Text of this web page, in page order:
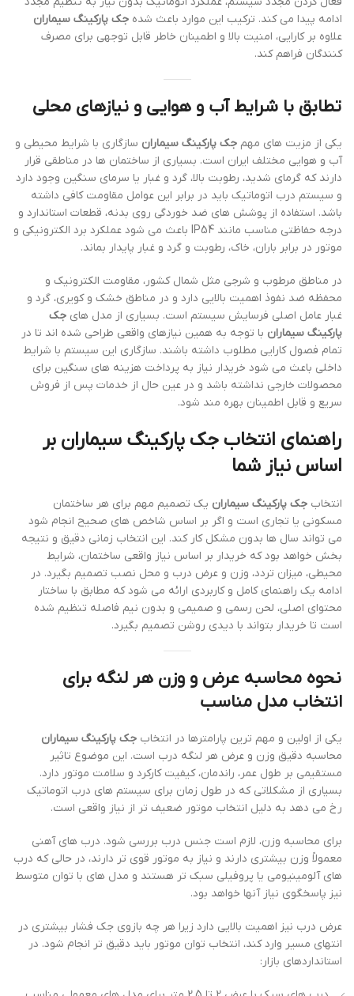
ادامه پیدا می کند. ترکیب این موارد باعث شده جک پارکینگ سیماران
علاوه بر کارایی، امنیت بالا و اطمینان خاطر قابل توجهی برای مصرف
کنندگان فراهم کند.
تطابق با شرایط آب و هوایی و نیازهای محلی
یکی از مزیت های مهم جک پارکینگ سیماران سازگاری با شرایط محیطی و
آب و هوایی مختلف ایران است. بسیاری از ساختمان ها در مناطقی قرار
دارند که گرمای شدید، رطوبت بالا، گرد و غبار یا سرمای سنگین وجود دارد
و سیستم درب اتوماتیک باید در برابر این عوامل مقاومت کافی داشته
باشد. استفاده از پوشش های ضد خوردگی روی بدنه، قطعات استاندارد و
درجه حفاظتی مناسب مانند IP54 باعث می شود عملکرد برد الکترونیکی و
موتور در برابر باران، خاک، رطوبت و گرد و غبار پایدار بماند.
در مناطق مرطوب و شرجی مثل شمال کشور، مقاومت الکترونیک و
محفظه ضد نفوذ اهمیت بالایی دارد و در مناطق خشک و کویری، گرد و
غبار عامل اصلی فرسایش سیستم است. بسیاری از مدل های جک
پارکینگ سیماران با توجه به همین نیازهای واقعی طراحی شده اند تا در
تمام فصول کارایی مطلوب داشته باشند. سازگاری این سیستم با شرایط
داخلی باعث می شود خریدار نیاز به پرداخت هزینه های سنگین برای
محصولات خارجی نداشته باشد و در عین حال از خدمات پس از فروش
سریع و قابل اطمینان بهره مند شود.
راهنمای انتخاب جک پارکینگ سیماران بر
اساس نیاز شما
انتخاب جک پارکینگ سیماران یک تصمیم مهم برای هر ساختمان
مسکونی یا تجاری است و اگر بر اساس شاخص های صحیح انجام شود
می تواند سال ها بدون مشکل کار کند. این انتخاب زمانی دقیق و نتیجه
بخش خواهد بود که خریدار بر اساس نیاز واقعی ساختمان، شرایط
محیطی، میزان تردد، وزن و عرض درب و محل نصب تصمیم بگیرد. در
ادامه یک راهنمای کامل و کاربردی ارائه می شود که مطابق با ساختار
محتوای اصلی، لحن رسمی و صمیمی و بدون نیم فاصله تنظیم شده
است تا خریدار بتواند با دیدی روشن تصمیم بگیرد.
نحوه محاسبه عرض و وزن هر لنگه برای
انتخاب مدل مناسب
یکی از اولین و مهم ترین پارامترها در انتخاب جک پارکینگ سیماران
محاسبه دقیق وزن و عرض هر لنگه درب است. این موضوع تاثیر
مستقیمی بر طول عمر، راندمان، کیفیت کارکرد و سلامت موتور دارد.
بسیاری از مشکلاتی که در طول زمان برای سیستم های درب اتوماتیک
رخ می دهد به دلیل انتخاب موتور ضعیف تر از نیاز واقعی است.
برای محاسبه وزن، لازم است جنس درب بررسی شود. درب های آهنی
معمولاً وزن بیشتری دارند و نیاز به موتور قوی تر دارند، در حالی که درب
های آلومینیومی یا پروفیلی سبک تر هستند و مدل های با توان متوسط
نیز پاسخگوی نیاز آنها خواهد بود.
عرض درب نیز اهمیت بالایی دارد زیرا هر چه بازوی جک فشار بیشتری در
انتهای مسیر وارد کند، انتخاب توان موتور باید دقیق تر انجام شود. در
استانداردهای بازار: